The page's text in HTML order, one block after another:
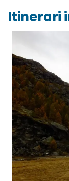
Itinerari